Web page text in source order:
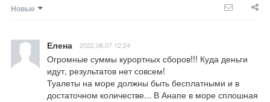
Новые
Елена 2022.08.07 12:24
Огромные суммы курортных сборов!!! Куда деньги
идут, результатов нет совсем!
Туалеты на море должны быть бесплатными и в
достаточном количестве... В Анапе в море сплошная